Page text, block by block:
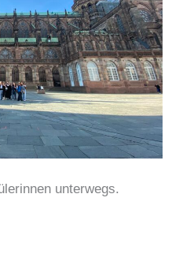
unterwegs.